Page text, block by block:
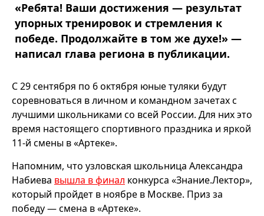
«Ребята! Ваши достижения — результат
упорных тренировок и стремления к
победе. Продолжайте в том же духе!» —
написал глава региона в публикации.
С 29 сентября по 6 октября юные туляки будут
соревноваться в личном и командном зачетах с
лучшими школьниками со всей России. Для них это
время настоящего спортивного праздника и яркой
11-й смены в «Артеке».
Напомним, что узловская школьница Александра
Набиева вышла в финал конкурса «Знание.Лектор»,
который пройдет в ноябре в Москве. Приз за
победу — смена в «Артеке».